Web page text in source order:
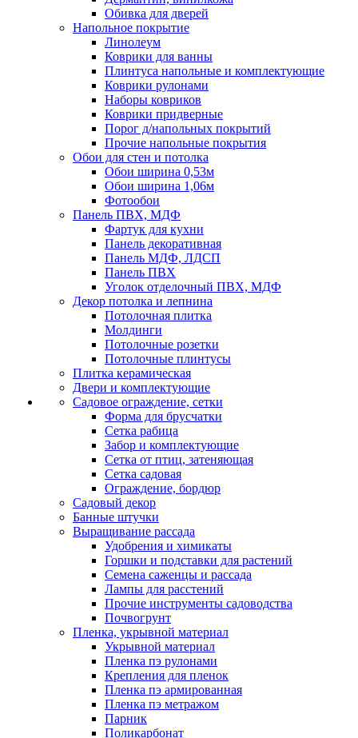
Обивка для дверей
Напольное покрытие
Линолеум
Коврики для ванны
Плинтуса напольные и комплектующие
Коврики рулонами
Наборы ковриков
Коврики придверные
Порог д/напольных покрытий
Прочие напольные покрытия
Обои для стен и потолка
Обои ширина 0,53м
Обои ширина 1,06м
Фотообои
Панель ПВХ, МДФ
Фартук для кухни
Панель декоративная
Панель МДФ, ЛДСП
Панель ПВХ
Уголок отделочный ПВХ, МДФ
Декор потолка и лепнина
Потолочная плитка
Молдинги
Потолочные розетки
Потолочные плинтусы
Плитка керамическая
Двери и комплектующие
Садовое ограждение, сетки
Форма для брусчатки
Сетка рабица
Забор и комплектующие
Сетка от птиц, затеняющая
Сетка садовая
Ограждение, бордюр
Садовый декор
Банные штучки
Выращивание рассада
Удобрения и химикаты
Горшки и подставки для растений
Семена саженцы и рассада
Лампы для расстений
Прочие инструменты садоводства
Почвогрунт
Пленка, укрывной материал
Укрывной материал
Пленка пэ рулонами
Крепления для пленок
Пленка пэ армированная
Пленка пэ метражом
Парник
Поликарбонат